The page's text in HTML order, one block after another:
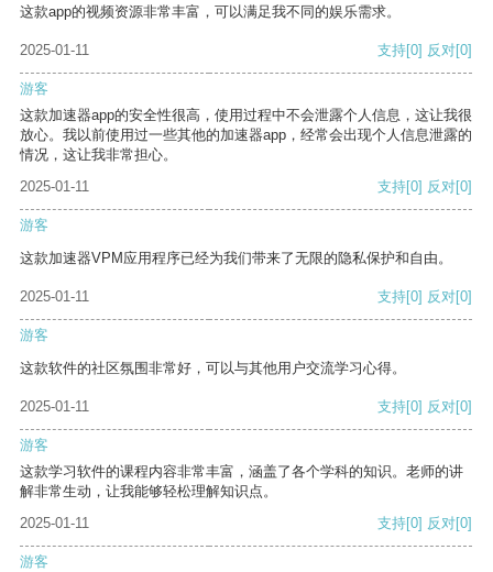
这款app的视频资源非常丰富，可以满足我不同的娱乐需求。
2025-01-11 支持[0] 反对[0]
游客
这款加速器app的安全性很高，使用过程中不会泄露个人信息，这让我很
放心。我以前使用过一些其他的加速器app，经常会出现个人信息泄露的
情况，这让我非常担心。
2025-01-11
支持[0] 反对[0]
游客
这款加速器VPM应用程序已经为我们带来了无限的隐私保护和自由。
2025-01-11 支持[0] 反对[0]
游客
这款软件的社区氛围非常好，可以与其他用户交流学习心得。
2025-01-11 支持[0] 反对[0]
游客
这款学习软件的课程内容非常丰富，涵盖了各个学科的知识。老师的讲
解非常生动，让我能够轻松理解知识点。
2025-01-11
支持[0] 反对[0]
游客